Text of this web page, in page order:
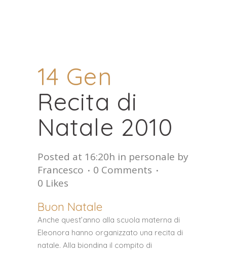
14 Gen
Recita di
Natale 2010
Posted at 16:20h in personale by
Francesco
0 Comments
0 Likes
Buon Natale
Anche quest’anno alla scuola materna di
Eleonora hanno organizzato una recita di
natale. Alla biondina il compito di